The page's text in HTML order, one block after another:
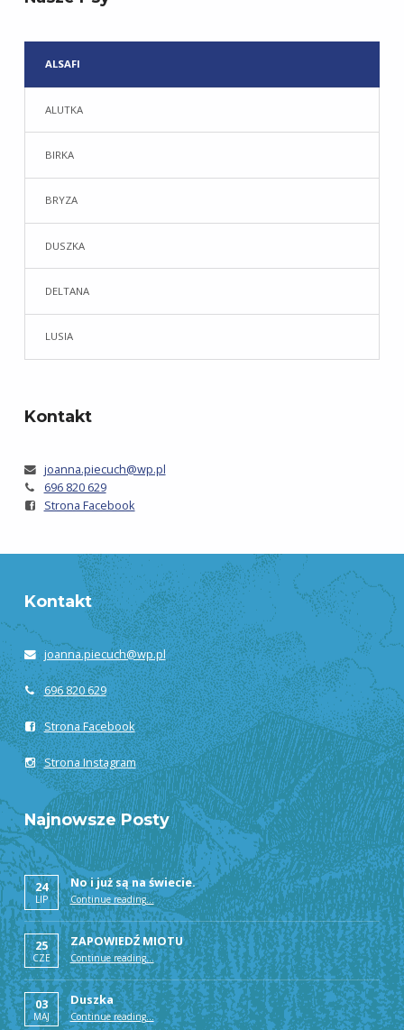
ALSAFI
ALUTKA
BIRKA
BRYZA
DUSZKA
DELTANA
LUSIA
Kontakt
joanna.piecuch@wp.pl
696 820 629
Strona Facebook
Kontakt
joanna.piecuch@wp.pl
696 820 629
Strona Facebook
Strona Instagram
Najnowsze Posty
24
LIP
No i już są na świecie.
Continue reading“Alsafi”…
25
CZE
ZAPOWIEDŹ MIOTU
Continue reading“Alsafi”…
03
MAJ
Duszka
Continue reading“Alsafi”…